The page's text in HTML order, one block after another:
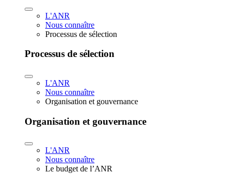
L'ANR
Nous connaître
Processus de sélection
Processus de sélection
L'ANR
Nous connaître
Organisation et gouvernance
Organisation et gouvernance
L'ANR
Nous connaître
Le budget de l’ANR